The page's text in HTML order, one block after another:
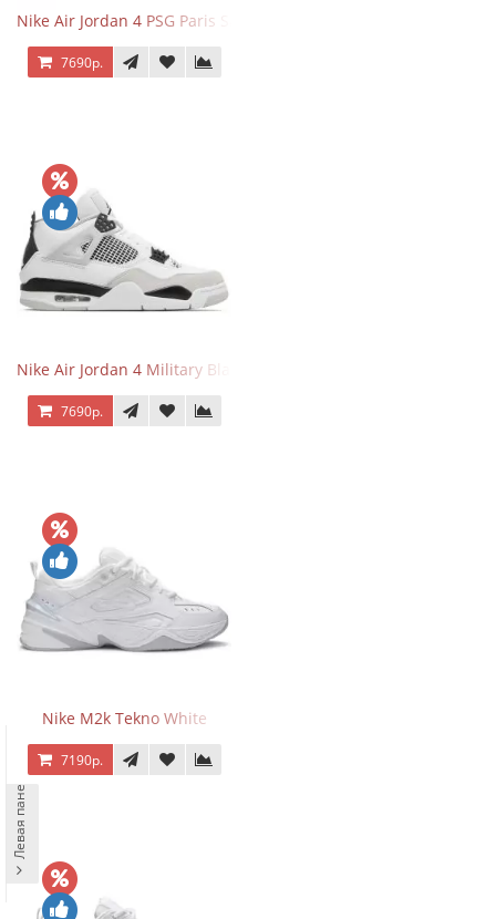
Nike Air Jordan 4 PSG Paris Saint Germain
7690р.
Nike Air Jordan 4 Military Black
7690р.
Nike M2k Tekno White
7190р.
Левая панель